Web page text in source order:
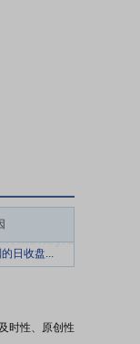
日收盘...
时性、原创性